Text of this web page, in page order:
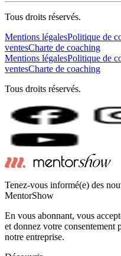
Tous droits réservés.
Mentions légalesPolitique de
ventesCharte de coaching
Mentions légalesPolitique de
ventesCharte de coaching
Tous droits réservés.
Tenez-vous informé(e) des
MentorShow
En vous abonnant, vous
et donnez votre consentement
notre entreprise.